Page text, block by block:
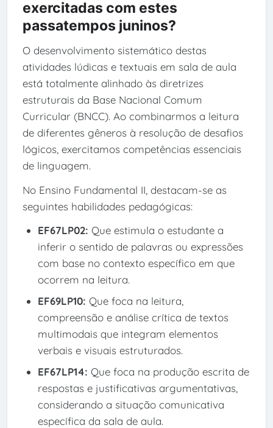
exercitadas com estes
passatempos juninos?
O desenvolvimento sistemático destas
atividades lúdicas e textuais em sala de aula
está totalmente alinhado às diretrizes
estruturais da Base Nacional Comum
Curricular (BNCC). Ao combinarmos a leitura
de diferentes gêneros à resolução de desafios
lógicos, exercitamos competências essenciais
de linguagem.
No Ensino Fundamental II, destacam-se as
seguintes habilidades pedagógicas:
EF67LP02: Que estimula o estudante a
inferir o sentido de palavras ou expressões
com base no contexto específico em que
ocorrem na leitura.
EF69LP10: Que foca na leitura,
compreensão e análise crítica de textos
multimodais que integram elementos
verbais e visuais estruturados.
EF67LP14: Que foca na produção escrita de
respostas e justificativas argumentativas,
considerando a situação comunicativa
específica da sala de aula.